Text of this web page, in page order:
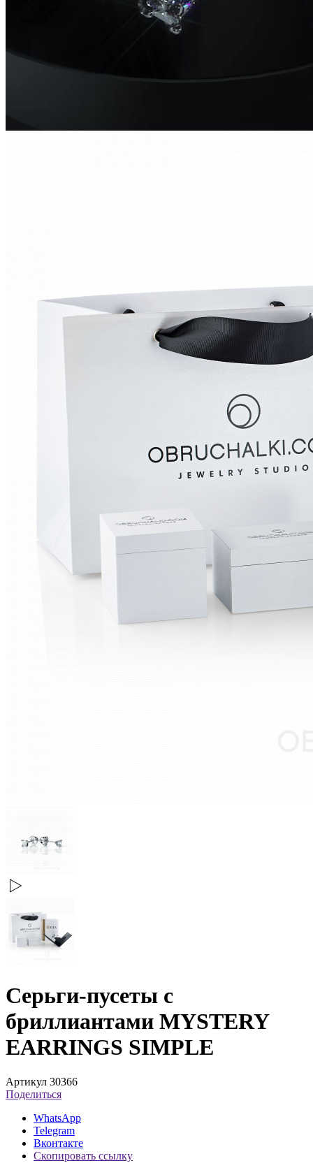
Серьги-пусеты с
бриллиантами MYSTERY
EARRINGS SIMPLE
Артикул 30366
Поделиться
WhatsApp
Telegram
Вконтакте
Скопировать ссылку